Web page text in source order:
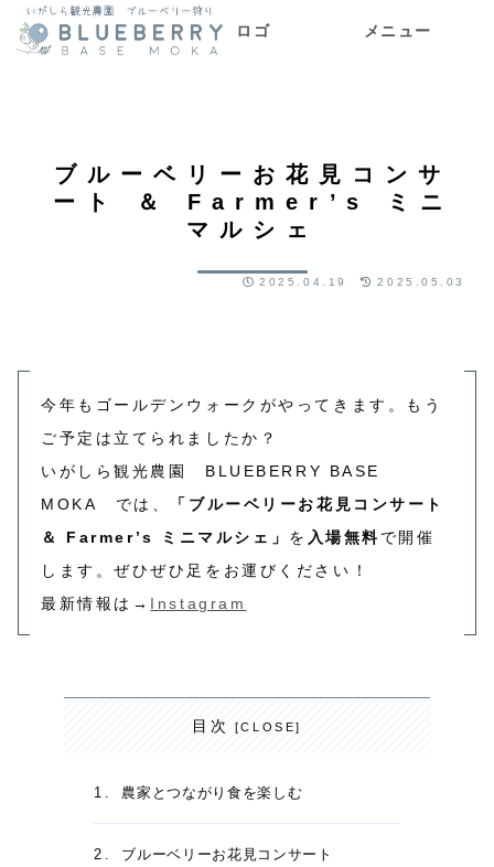
ロゴ メニュー
ブルーベリーお花見コンサ
ート ＆ Farmer’s ミニ
マルシェ
2025.04.19 2025.05.03
今年もゴールデンウォークがやってきます。もう
ご予定は立てられましたか？
いがしら観光農園 BLUEBERRY BASE
MOKA では、
「ブルーベリーお花見コンサート
＆ Farmer’s ミニマルシェ」 を 入場無料で開催
します。ぜひぜひ足をお運びください！
最新情報は→ Instagram
目次
農家とつながり食を楽しむ
ブルーベリーお花見コンサート